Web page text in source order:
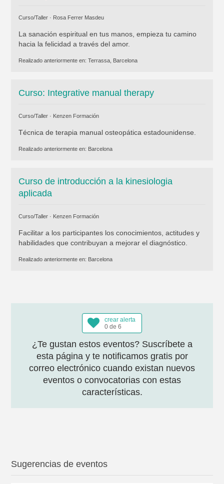
Curso/Taller · Rosa Ferrer Masdeu
La sanación espiritual en tus manos, empieza tu camino
hacia la felicidad a través del amor.
Realizado anteriormente en: Terrassa, Barcelona
Curso: Integrative manual therapy
Curso/Taller · Kenzen Formación
Técnica de terapia manual osteopática estadounidense.
Realizado anteriormente en: Barcelona
Curso de introducción a la kinesiologia
aplicada
Curso/Taller · Kenzen Formación
Facilitar a los participantes los conocimientos, actitudes y
habilidades que contribuyan a mejorar el diagnóstico.
Realizado anteriormente en: Barcelona
crear alerta
0 de 6
¿Te gustan estos eventos? Suscríbete a
esta página y te notificamos gratis por
correo electrónico cuando existan nuevos
eventos o convocatorias con estas
características.
Sugerencias de eventos